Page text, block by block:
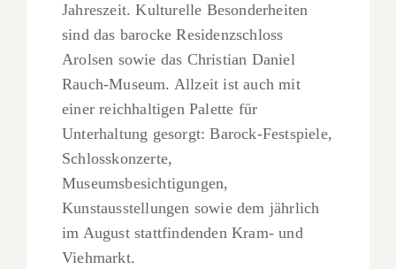
Jahreszeit. Kulturelle Besonderheiten
sind das barocke Residenzschloss
Arolsen sowie das Christian Daniel
Rauch-Museum. Allzeit ist auch mit
einer reichhaltigen Palette für
Unterhaltung gesorgt: Barock-Festspiele,
Schlosskonzerte,
Museumsbesichtigungen,
Kunstausstellungen sowie dem jährlich
im August stattfindenden Kram- und
Viehmarkt.